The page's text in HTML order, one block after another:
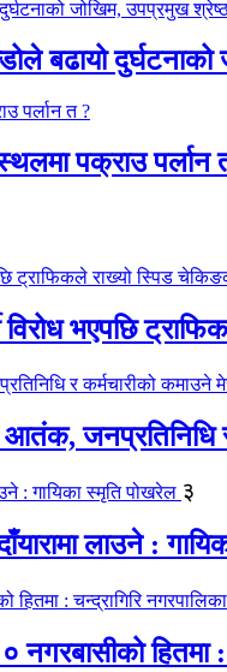
बढायो
पक्राउ पर्लान
भएपछि
आतंक, जनप्रतिनिधि
३
लाउने :
हितमा :